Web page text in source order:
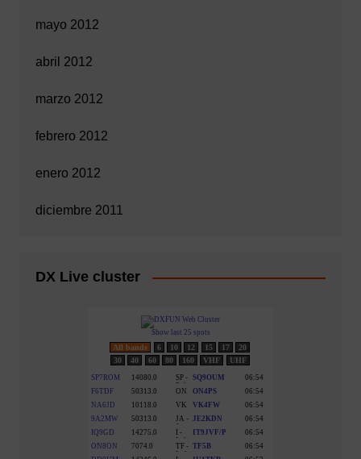
mayo 2012
abril 2012
marzo 2012
febrero 2012
enero 2012
diciembre 2011
DX Live cluster